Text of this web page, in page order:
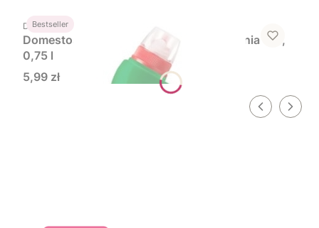
Bestseller
PRODUCENT
DOMESTOS
Domestos, Pine Fresh, płyn do czyszczenia WC,
0,75 l
Cena
5,99 zł